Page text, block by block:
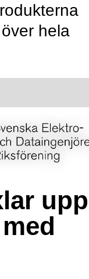
hela
upp